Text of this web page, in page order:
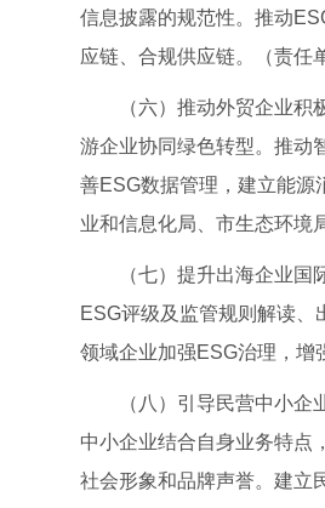
信息披露的规范性。推动
应链、合规供应链。（责任
（六）推动外贸企业积极
游企业协同绿色转型。推动
善ESG数据管理，建立能源
业和信息化局、市生态环境
（七）提升出海企业国际
ESG评级及监管规则解读
领域企业加强ESG治理，增
（八）引导民营中小企业
中小企业结合自身业务特点
社会形象和品牌声誉。建立